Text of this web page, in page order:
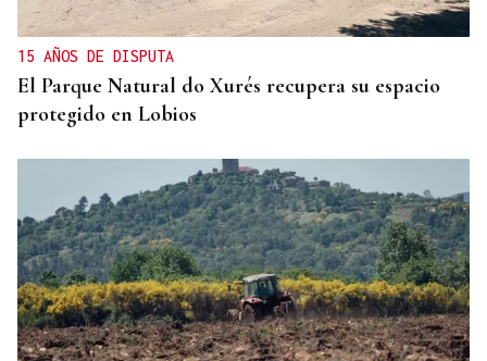
15 AÑOS DE DISPUTA
El Parque Natural do Xurés recupera su espacio
protegido en Lobios